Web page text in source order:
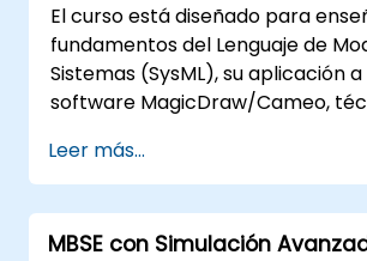
El curso está diseñado para
fundamentos del Lenguaje de
Sistemas (SysML), su aplicación
software MagicDraw/Cameo,
Sistemas Basada en Modelos
prácticas en MBSE. Esta
fundamentos de la creación de
generación de reportes dentro
Leer más...
MBSE con Simulación